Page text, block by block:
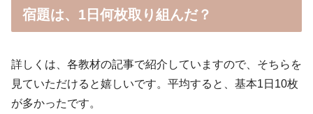
宿題は、1日何枚取り組んだ？
詳しくは、各教材の記事で紹介していますので、そちらを
見ていただけると嬉しいです。平均すると、基本1日10枚
が多かったです。